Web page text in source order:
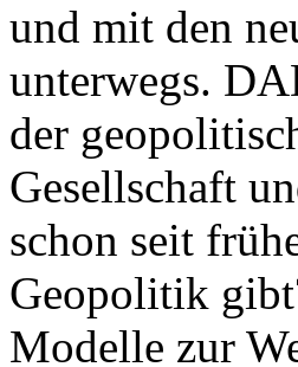
und mit den
unterwegs.
der
Gesellschaft
schon seit
Geopolitik
Modelle zur